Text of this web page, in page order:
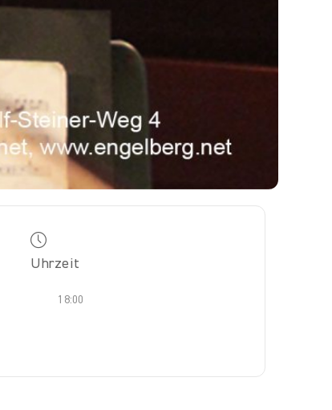
Uhrzeit
18:00